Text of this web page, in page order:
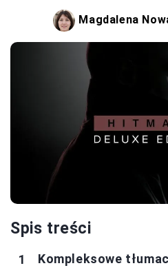
Magdalena
Spis treści
Kompleksowe